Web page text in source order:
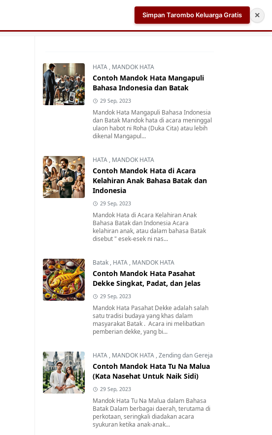
Aplikasi AI Teleprompter dan Pembuat Skrip Video
HATA , MANDOK HATA
Contoh Mandok Hata Mangapuli
Bahasa Indonesia dan Batak
29 Sep, 2023
Mandok Hata Mangapuli Bahasa Indonesia
dan Batak Mandok hata di acara meninggal
ulaon habot ni Roha (Duka Cita) atau lebih
dikenal Mangapul...
HATA , MANDOK HATA
Contoh Mandok Hata di Acara
Kelahiran Anak Bahasa Batak dan
Indonesia
29 Sep, 2023
Mandok Hata di Acara Kelahiran Anak
Bahasa Batak dan Indonesia Acara
kelahiran anak, atau dalam bahasa Batak
disebut " esek-esek ni nas...
Batak , HATA , MANDOK HATA
Contoh Mandok Hata Pasahat
Dekke Singkat, Padat, dan Jelas
29 Sep, 2023
Mandok Hata Pasahat Dekke adalah salah
satu tradisi budaya yang khas dalam
masyarakat Batak . Acara ini melibatkan
pemberian dekke, yang bi...
HATA , MANDOK HATA ,Zending dan Gereja
Contoh Mandok Hata Tu Na Malua
(Kata Nasehat Untuk Naik Sidi)
29 Sep, 2023
Mandok Hata Tu Na Malua dalam Bahasa
Batak Dalam berbagai daerah, terutama di
perkotaan, seringkali diadakan acara
syukuran ketika anak-anak...
Simpan Tarombo Keluarga Gratis ✕